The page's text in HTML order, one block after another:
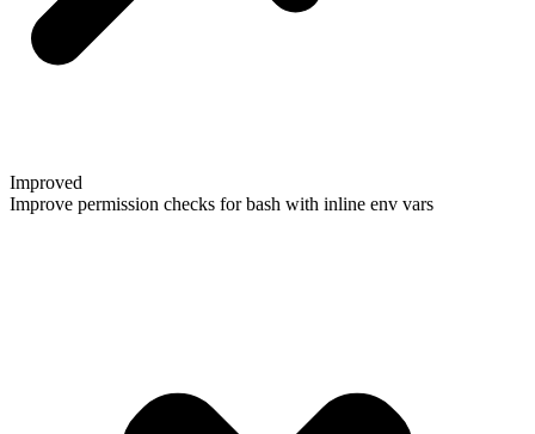
Improved
Improve permission checks for bash with inline env vars